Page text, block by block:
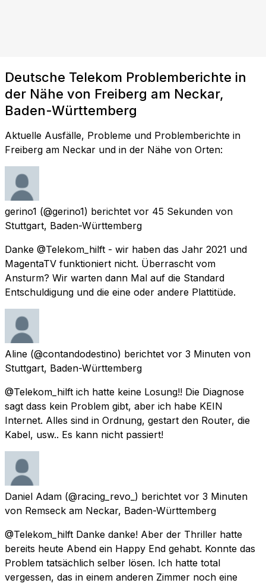
Deutsche Telekom Problemberichte in
der Nähe von Freiberg am Neckar,
Baden-Württemberg
Aktuelle Ausfälle, Probleme und Problemberichte in
Freiberg am Neckar und in der Nähe von Orten:
gerino1 (@gerino1) berichtet vor 45 Sekunden von
Stuttgart, Baden-Württemberg
Danke @Telekom_hilft - wir haben das Jahr 2021 und
MagentaTV funktioniert nicht. Überrascht vom
Ansturm? Wir warten dann Mal auf die Standard
Entschuldigung und die eine oder andere Plattitüde.
Aline (@contandodestino) berichtet vor 3 Minuten von
Stuttgart, Baden-Württemberg
@Telekom_hilft ich hatte keine Losung!! Die Diagnose
sagt dass kein Problem gibt, aber ich habe KEIN
Internet. Alles sind in Ordnung, gestart den Router, die
Kabel, usw.. Es kann nicht passiert!
Daniel Adam (@racing_revo_) berichtet vor 3 Minuten
von Remseck am Neckar, Baden-Württemberg
@Telekom_hilft Danke danke! Aber der Thriller hatte
bereits heute Abend ein Happy End gehabt. Konnte das
Problem tatsächlich selber lösen. Ich hatte total
vergessen, das in einem anderen Zimmer noch eine